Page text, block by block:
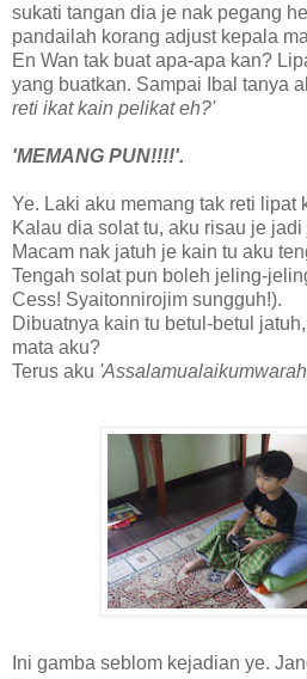
sukati tangan dia je nak pegang
pandailah korang adjust kepala
En Wan tak buat apa-apa kan?
yang buatkan. Sampai Ibal tanya
reti ikat kain pelikat eh?'
'MEMANG PUN!!!!'.
Ye. Laki aku memang tak reti lipat
Kalau dia solat tu, aku risau je jadi
Macam nak jatuh je kain tu aku
Tengah solat pun boleh jeling-
Cess! Syaitonnirojim sungguh!).
Dibuatnya kain tu betul-betul
mata aku?
Terus aku
Ini gamba seblom kejadian ye.